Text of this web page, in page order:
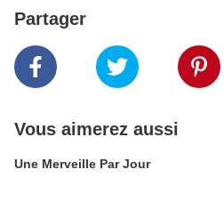
Partager
Vous aimerez aussi
Une Merveille Par Jour